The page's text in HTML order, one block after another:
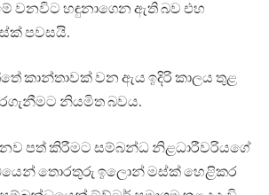
වනවිට හඳුනාගෙන ඇති බව එහ
පවසයි.
කාන්තාවක් වන ඇය ඉදිරි කාලය තුළ
නියමිත බවය.
පත් කිරීමට සම්බන්ධ නිළධාරීවරියගේ
තොරතුරු ඉලොන් මස්ක් හෙළිකර